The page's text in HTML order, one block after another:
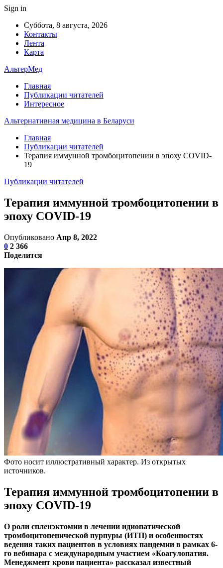
Sign in
Суббота, 8 августа, 2026
Контакты
Лента
Карта
АльтерМед
Главная
Публикации читателей
Интересное
Альтернативная медицина в Беларуси
Главная
Публикации читателей
Терапия иммунной тромбоцитопении в эпоху COVID-
19
Публикации читателей
Терапия иммунной тромбоцитопении в
эпоху COVID-19
Опубликовано Апр 8, 2022
0 2 366
Поделится
Фото носит иллюстративный характер. Из открытых
источников.
Терапия иммунной тромбоцитопении в
эпоху COVID-19
О роли спленэктомии в лечении идиопатической
тромбоцитопенической пурпуры (ИТП) и особенностях
ведения таких пациентов в условиях пандемии в рамках 6-
го вебинара с международным участием «Коагулопатия.
Менеджмент крови пациента» рассказал известный